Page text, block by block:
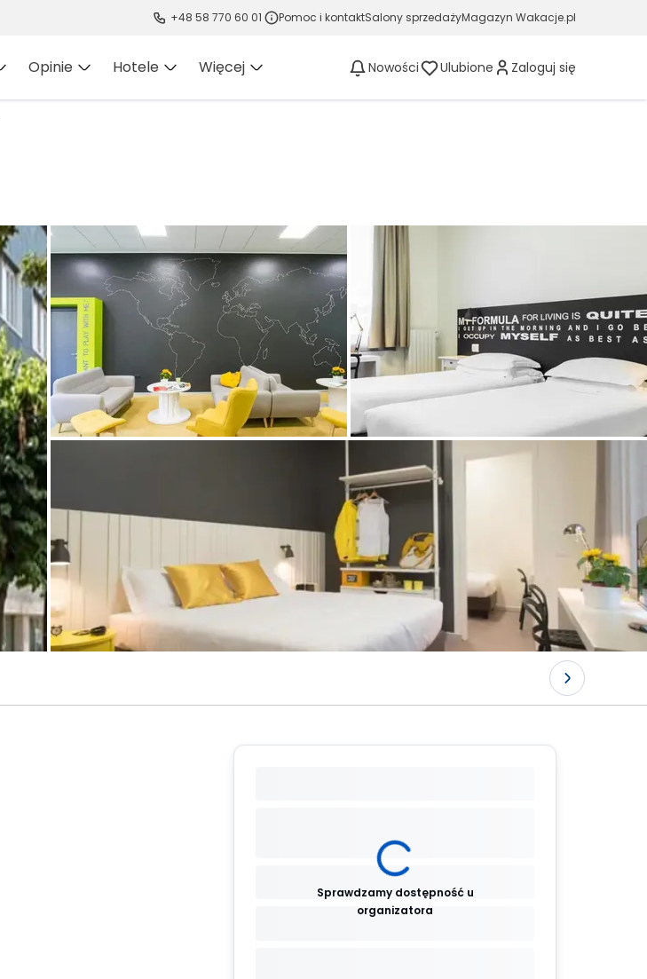
+48 58 770 60 01 Pomoc i kontaktSalony sprzedażyMagazyn Wakacje.pl
Opinie Hotele Więcej Nowości Ulubione Zaloguj się
Sprawdzamy dostępność u
organizatora